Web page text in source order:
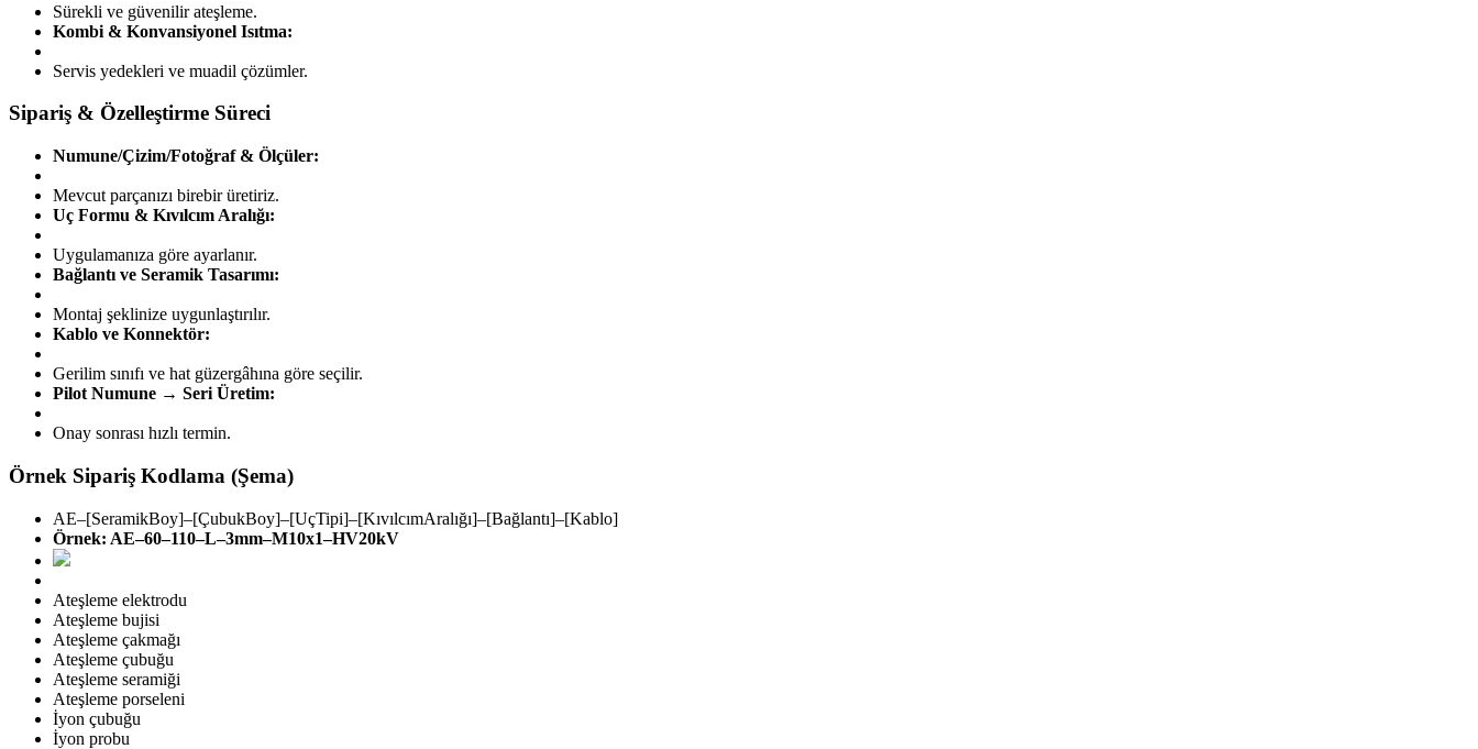
Sürekli ve güvenilir ateşleme.
Kombi & Konvansiyonel Isıtma:
Servis yedekleri ve muadil çözümler.
Sipariş & Özelleştirme Süreci
Numune/Çizim/Fotoğraf & Ölçüler:
Mevcut parçanızı birebir üretiriz.
Uç Formu & Kıvılcım Aralığı:
Uygulamanıza göre ayarlanır.
Bağlantı ve Seramik Tasarımı:
Montaj şeklinize uygunlaştırılır.
Kablo ve Konnektör:
Gerilim sınıfı ve hat güzergâhına göre seçilir.
Pilot Numune → Seri Üretim:
Onay sonrası hızlı termin.
Örnek Sipariş Kodlama (Şema)
AE–[SeramikBoy]–[ÇubukBoy]–[UçTipi]–[KıvılcımAralığı]–[Bağlantı]–[Kablo]
Örnek: AE–60–110–L–3mm–M10x1–HV20kV
Ateşleme elektrodu
Ateşleme bujisi
Ateşleme çakmağı
Ateşleme çubuğu
Ateşleme seramiği
Ateşleme porseleni
İyon çubuğu
İyon probu